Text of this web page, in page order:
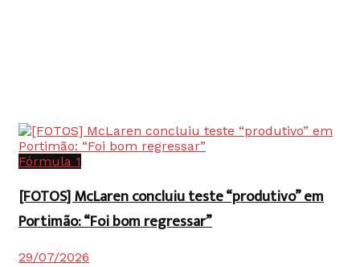
Fórmula 1
[FOTOS] McLaren concluiu teste “produtivo” em
Portimão: “Foi bom regressar”
29/07/2026